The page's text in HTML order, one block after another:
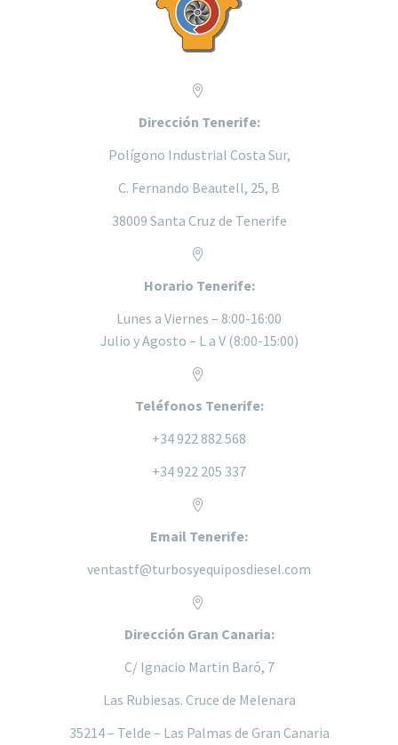


Dirección Tenerife:
Polígono Industrial Costa Sur,
C. Fernando Beautell, 25, B
38009 Santa Cruz de Tenerife


Horario Tenerife:
Lunes a Viernes – 8:00-16:00
Julio y Agosto – L a V (8:00-15:00)


Teléfonos Tenerife:
+34 922 882 568
+34 922 205 337


Email Tenerife:
ventastf@turbosyequiposdiesel.com


Dirección Gran Canaria:
C/ Ignacio Martin Baró, 7
Las Rubiesas. Cruce de Melenara
35214 – Telde – Las Palmas de Gran Canaria